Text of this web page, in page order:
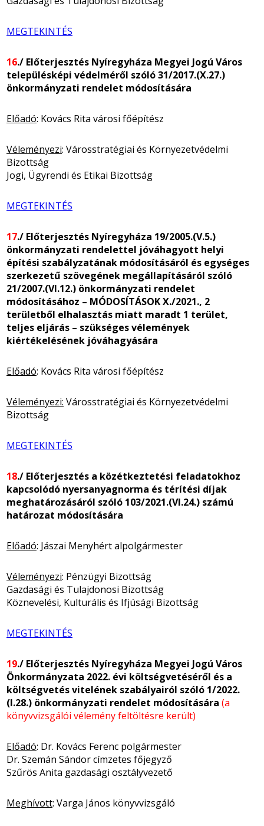
MEGTEKINTÉS
16./ Előterjesztés Nyíregyháza Megyei Jogú Város
településképi védelméről szóló 31/2017.(X.27.)
önkormányzati rendelet módosítására
Előadó: Kovács Rita városi főépítész
Véleményezi: Városstratégiai és Környezetvédelmi
Bizottság
Jogi, Ügyrendi és Etikai Bizottság
MEGTEKINTÉS
17./ Előterjesztés Nyíregyháza 19/2005.(V.5.)
önkormányzati rendelettel jóváhagyott helyi
építési szabályzatának módosításáról és egységes
szerkezetű szövegének megállapításáról szóló
21/2007.(VI.12.) önkormányzati rendelet
módosításához – MÓDOSÍTÁSOK X./2021., 2
területből elhalasztás miatt maradt 1 terület,
teljes eljárás – szükséges vélemények
kiértékelésének jóváhagyására
Előadó: Kovács Rita városi főépítész
Véleményezi: Városstratégiai és Környezetvédelmi
Bizottság
MEGTEKINTÉS
18./ Előterjesztés a közétkeztetési feladatokhoz
kapcsolódó nyersanyagnorma és térítési díjak
meghatározásáról szóló 103/2021.(VI.24.) számú
határozat módosítására
Előadó: Jászai Menyhért alpolgármester
Véleményezi: Pénzügyi Bizottság
Gazdasági és Tulajdonosi Bizottság
Köznevelési, Kulturális és Ifjúsági Bizottság
MEGTEKINTÉS
19./ Előterjesztés Nyíregyháza Megyei Jogú Város
Önkormányzata 2022. évi költségvetéséről és a
költségvetés vitelének szabályairól szóló 1/2022.
(I.28.) önkormányzati rendelet módosítására (a
könyvvizsgálói vélemény feltöltésre került)
Előadó: Dr. Kovács Ferenc polgármester
Dr. Szemán Sándor címzetes főjegyző
Szűrös Anita gazdasági osztályvezető
Meghívott: Varga János könyvvizsgáló